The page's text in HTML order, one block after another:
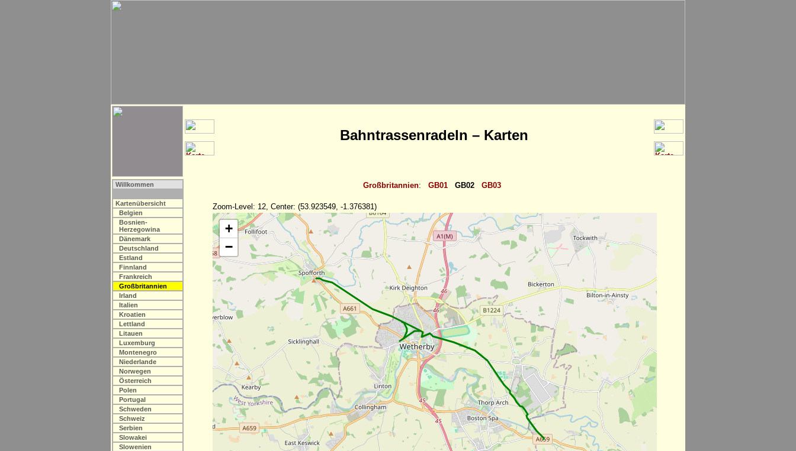
Bahntrassenradeln – Karten
Willkommen
Kartenübersicht
Belgien
Bosnien-
Herzegowina
Dänemark
Deutschland
Estland
Finnland
Frankreich
Großbritannien
Irland
Italien
Kroatien
Lettland
Litauen
Luxemburg
Montenegro
Niederlande
Norwegen
Österreich
Polen
Portugal
Schweden
Schweiz
Serbien
Slowakei
Slowenien
Großbritannien: GB01 GB02 GB03
Zoom-Level: 12, Center: (53.923549, -1.376381)
+
−